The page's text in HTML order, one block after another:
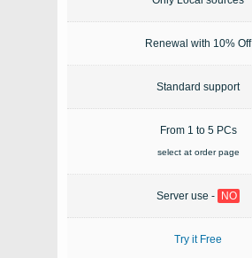
Renewal with 10% Off
Standard support
From 1 to 5 PCs
select at order page
Server use - NO
Try it Free